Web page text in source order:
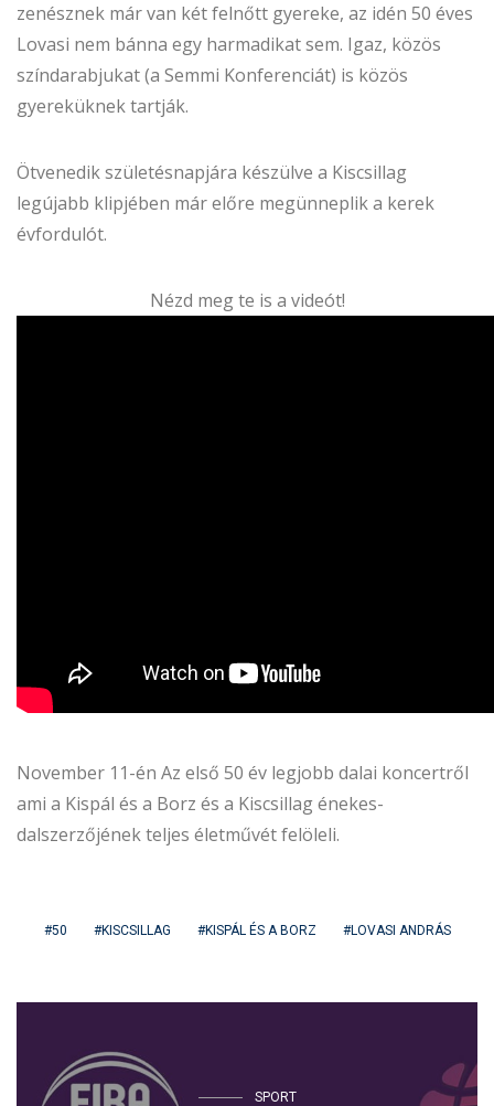
zenésznek már van két felnőtt gyereke, az idén 50 éves
Lovasi nem bánna egy harmadikat sem. Igaz, közös
színdarabjukat (a Semmi Konferenciát) is közös
gyereküknek tartják.
Ötvenedik születésnapjára készülve a Kiscsillag
legújabb klipjében már előre megünneplik a kerek
évfordulót.
Nézd meg te is a videót!
November 11-én Az első 50 év legjobb dalai koncertről
ami a Kispál és a Borz és a Kiscsillag énekes-
dalszerzőjének teljes életművét felöleli.
50 KISCSILLAG KISPÁL ÉS A BORZ LOVASI ANDRÁS
SPORT